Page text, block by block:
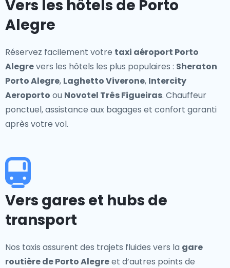
Vers les hôtels de Porto
Alegre
Réservez facilement votre taxi aéroport Porto
Alegrevers les hôtels les plus populaires : Sheraton
Porto Alegre, Laghetto Viverone, Intercity
Aeroporto ou Novotel Três Figueiras. Chauffeur
ponctuel, assistance aux bagages et confort garanti
après votre vol.
Vers gares et hubs de
transport
Nos taxis assurent des trajets fluides vers la gare
routière de Porto Alegreet d’autres points de